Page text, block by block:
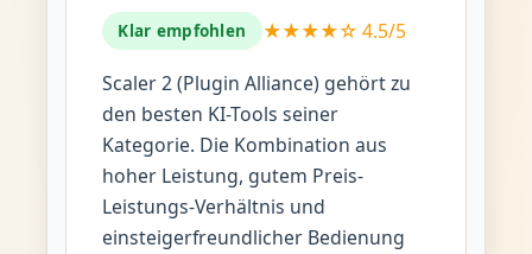
Klar empfohlen ★★★★☆ 4.5/5
Scaler 2 (Plugin Alliance) gehört zu
den besten KI-Tools seiner
Kategorie. Die Kombination aus
hoher Leistung, gutem Preis-
Leistungs-Verhältnis und
einsteigerfreundlicher Bedienung